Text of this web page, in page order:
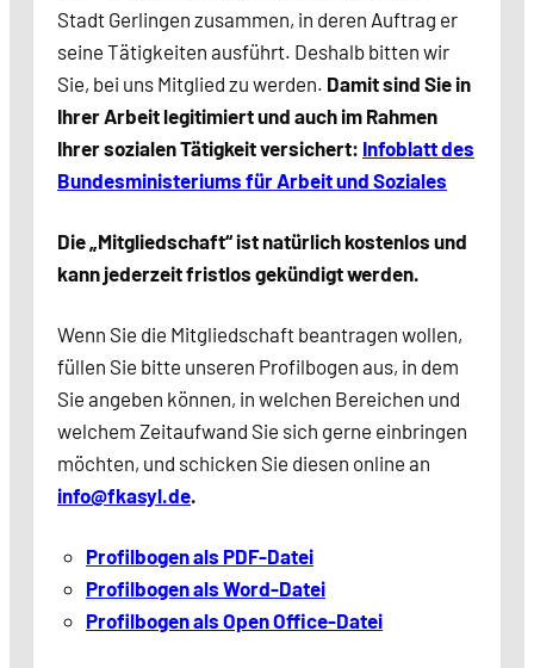
Stadt Gerlingen zusammen, in deren Auftrag er
seine Tätigkeiten ausführt. Deshalb bitten wir
Sie, bei uns Mitglied zu werden. Damit sind Sie in
Ihrer Arbeit legitimiert und auch im Rahmen
Ihrer sozialen Tätigkeit versichert: Infoblatt des
Bundesministeriums für Arbeit und Soziales
Die „Mitgliedschaft“ ist natürlich kostenlos und
kann jederzeit fristlos gekündigt werden.
Wenn Sie die Mitgliedschaft beantragen wollen,
füllen Sie bitte unseren Profilbogen aus, in dem
Sie angeben können, in welchen Bereichen und
welchem Zeitaufwand Sie sich gerne einbringen
möchten, und schicken Sie diesen online an
info@fkasyl.de.
Profilbogen als PDF-Datei
Profilbogen als Word-Datei
Profilbogen als Open Office-Datei